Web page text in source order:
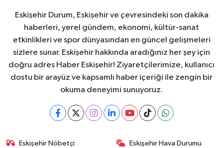
Eskişehir Durum, Eskişehir ve çevresindeki son dakika
haberleri, yerel gündem, ekonomi, kültür-sanat
etkinlikleri ve spor dünyasından en güncel gelişmeleri
sizlere sunar. Eskişehir hakkında aradığınız her şey için
doğru adres Haber Eskişehir! Ziyaretçilerimize, kullanıcı
dostu bir arayüz ve kapsamlı haber içeriği ile zengin bir
okuma deneyimi sunuyoruz.
Eskişehir Nöbetçi
Eskişehir Hava Durumu